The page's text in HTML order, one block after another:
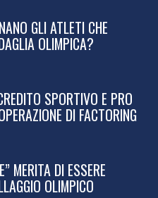
GLI ATLETI CHE
OLIMPICA?
SPORTIVO E PRO
DI FACTORING
MERITA DI ESSERE
OLIMPICO